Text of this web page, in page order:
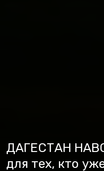
ДАГЕСТАН
для тех, кто